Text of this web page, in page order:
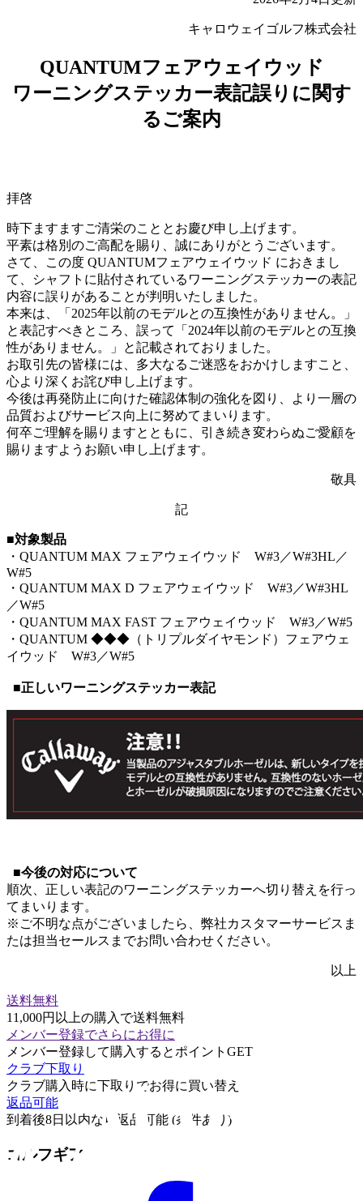
キャロウェイゴルフ株式会社
QUANTUMフェアウェイウッド
ワーニングステッカー表記誤りに関す
るご案内
拝啓
時下ますますご清栄のこととお慶び申し上げます。
平素は格別のご高配を賜り、誠にありがとうございます。
さて、この度 QUANTUMフェアウェイウッド におきまし
て、シャフトに貼付されているワーニングステッカーの表記
内容に誤りがあることが判明いたしました。
本来は、「2025年以前のモデルとの互換性がありません。」
と表記すべきところ、誤って「2024年以前のモデルとの互換
性がありません。」と記載されておりました。
お取引先の皆様には、多大なるご迷惑をおかけしますこと、
心より深くお詫び申し上げます。
今後は再発防止に向けた確認体制の強化を図り、より一層の
品質およびサービス向上に努めてまいります。
何卒ご理解を賜りますとともに、引き続き変わらぬご愛顧を
賜りますようお願い申し上げます。
敬具
記
■対象製品
・QUANTUM MAX フェアウェイウッド W#3／W#3HL／
W#5
・QUANTUM MAX D フェアウェイウッド W#3／W#3HL
／W#5
・QUANTUM MAX FAST フェアウェイウッド W#3／W#5
・QUANTUM ◆◆◆（トリプルダイヤモンド）フェアウェ
イウッド W#3／W#5
■正しいワーニングステッカー表記
■今後の対応について
順次、正しい表記のワーニングステッカーへ切り替えを行っ
てまいります。
※ご不明な点がございましたら、弊社カスタマーサービスま
たは担当セールスまでお問い合わせください。
以上
送料無料
11,000円以上の購入で送料無料
メンバー登録でさらにお得に
メンバー登録して購入するとポイントGET
クラブ下取り
クラブ購入時に下取りでお得に買い替え
返品可能
到着後8日以内なら返品可能 (条件あり)
ゴルフギア